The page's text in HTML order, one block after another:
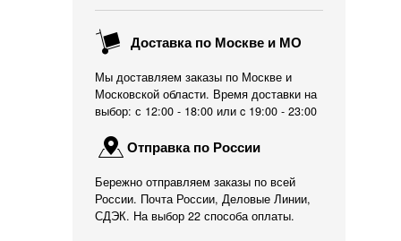
Доставка по Москве и МО
Мы доставляем заказы по Москве и
Московской области. Время доставки на
выбор: с 12:00 - 18:00 или c 19:00 - 23:00
Отправка по России
Бережно отправляем заказы по всей
России. Почта России, Деловые Линии,
СДЭК. На выбор 22 способа оплаты.